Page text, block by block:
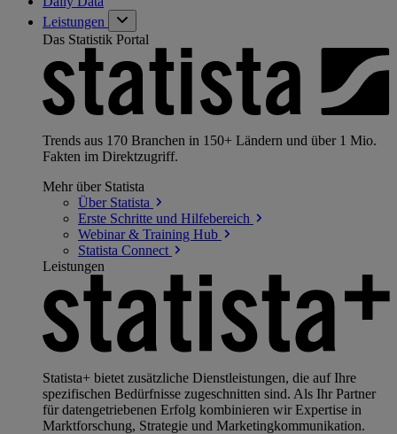
Leistungen
Das Statistik Portal
Trends aus 170 Branchen in 150+ Ländern und über 1 Mio.
Fakten im Direktzugriff.
Mehr über Statista
Über Statista
Erste Schritte und Hilfebereich
Webinar & Training Hub
Statista Connect
Leistungen
Statista+ bietet zusätzliche Dienstleistungen, die auf Ihre
spezifischen Bedürfnisse zugeschnitten sind. Als Ihr Partner
für datengetriebenen Erfolg kombinieren wir Expertise in
Marktforschung, Strategie und Marketingkommunikation.